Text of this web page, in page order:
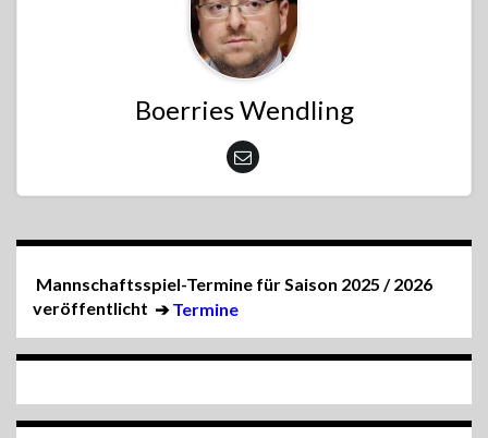
Boerries Wendling
Mannschaftsspiel-Termine für Saison 2025 / 2026
veröffentlicht ➔Termine